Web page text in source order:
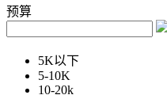
预算
5K以下
5-10K
10-20k